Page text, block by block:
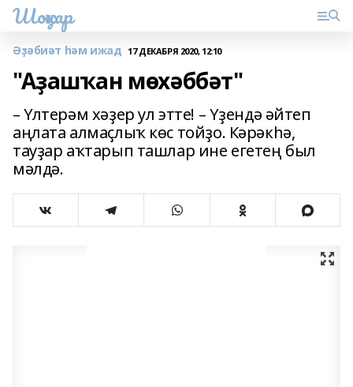
Шоңҡар
Әҙәбиәт һәм ижад 17 ДЕКАБРЯ 2020, 12:10
"Аҙашҡан мөхәббәт"
– Үлтерәм хәҙер ул этте! – Үҙендә әйтеп
аңлата алмаҫлыҡ көс тойҙо. Кәрәкһә,
тауҙар аҡтарып ташлар ине егетең был
мәлдә.